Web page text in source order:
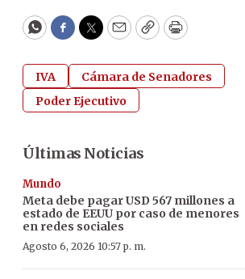
WhatsApp
Facebook
Twitter
EmailCopyPrint
IVA
Cámara de Senadores
Poder Ejecutivo
Últimas Noticias
Mundo
Meta debe pagar USD 567 millones a
estado de EEUU por caso de menores
en redes sociales
Agosto 6, 2026 10:57 p. m.